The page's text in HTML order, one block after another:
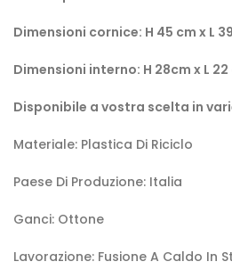
Dimensioni cornice: H 45 cm x L
Dimensioni interno: H 28cm x L 22
Disponibile a vostra scelta in
Materiale: Plastica Di Riciclo
Paese Di Produzione: Italia
Ganci: Ottone
Lavorazione: Fusione A Caldo In